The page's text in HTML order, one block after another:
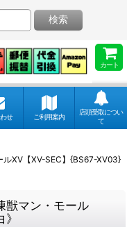
カート
検索
せ ご利用案内
店頭受取につい
て
ルXV【XV-SEC】{BS67-XV03}
獣マン・モール